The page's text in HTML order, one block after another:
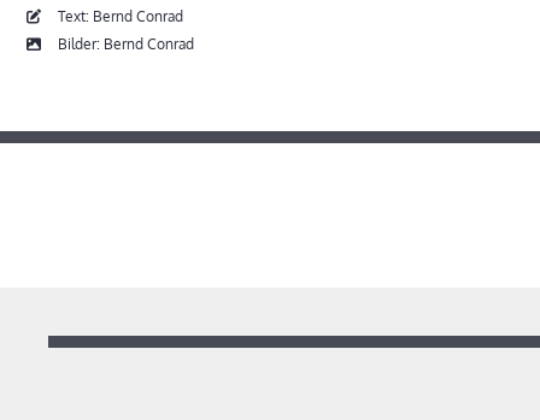
Text: Bernd Conrad
Bilder: Bernd Conrad